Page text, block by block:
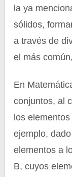
la ya
sólidos,
a través de
el más
En
conjuntos, al
los
ejemplo,
elementos a
B, cuyos